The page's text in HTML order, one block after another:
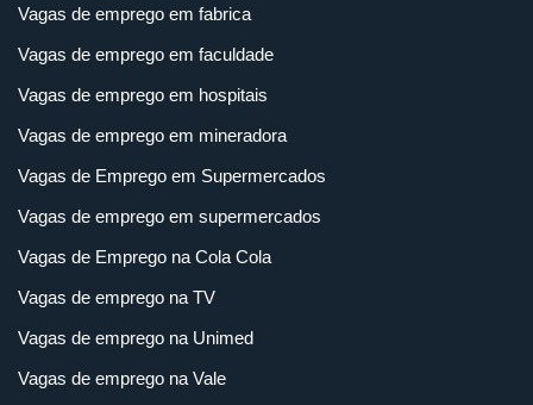
Vagas de emprego em fabrica
Vagas de emprego em faculdade
Vagas de emprego em hospitais
Vagas de emprego em mineradora
Vagas de Emprego em Supermercados
Vagas de emprego em supermercados
Vagas de Emprego na Cola Cola
Vagas de emprego na TV
Vagas de emprego na Unimed
Vagas de emprego na Vale